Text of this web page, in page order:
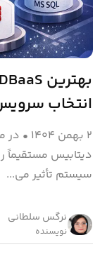
انتخاب
۲ بهمن ۱۴۰۴ • در
دیتابیس مستقیماً
سیستم تأثیر می‌...
نرگس سلطانی
نویسنده